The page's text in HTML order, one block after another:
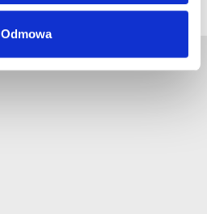
Odmowa